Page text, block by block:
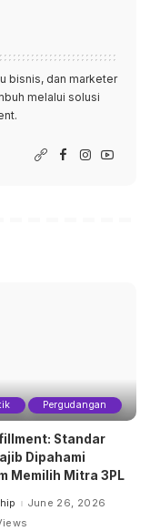
bisnis, dan marketer
melalui solusi
Pergudangan
Standar
Dipahami
Memilih Mitra 3PL
June 26, 2026